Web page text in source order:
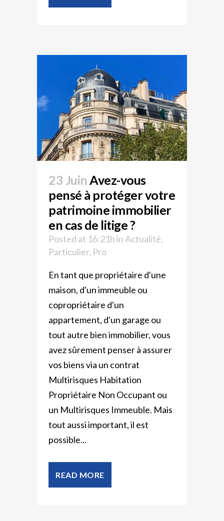
23 Juin Avez-vous
pensé à protéger votre
patrimoine immobilier
en cas de litige ?
Posted at 16:21hin Actualité,
Particulier, Pro
En tant que propriétaire d'une
maison, d'un immeuble ou
copropriétaire d'un
appartement, d'un garage ou
tout autre bien immobilier, vous
avez sûrement penser à assurer
vos biens via un contrat
Multirisques Habitation
Propriétaire Non Occupant ou
un Multirisques Immeuble. Mais
tout aussi important, il est
possible...
READ MORE